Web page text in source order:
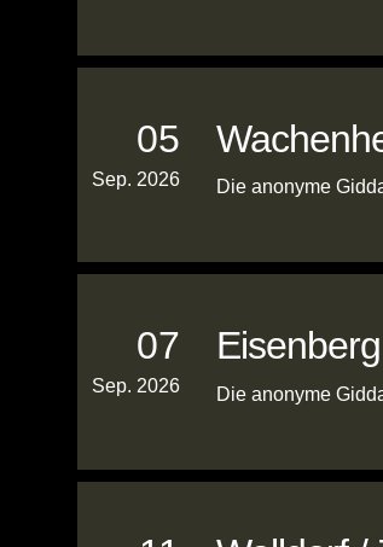
05
Sep. 2026 Die anonyme
07
Sep. 2026 Die anonyme